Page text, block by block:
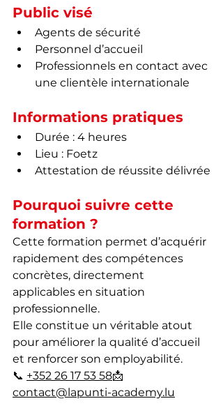
Public visé
Agents de sécurité
Personnel d’accueil
Professionnels en contact avec
une clientèle internationale
Informations pratiques
Durée : 4 heures
Lieu : Foetz
Attestation de réussite délivrée
Pourquoi suivre cette
formation ?
Cette formation permet d’acquérir
rapidement des compétences
concrètes, directement
applicables en situation
professionnelle.
Elle constitue un véritable atout
pour améliorer la qualité d’accueil
et renforcer son employabilité.
📞 +352 26 17 53 58📩
contact@lapunti-academy.lu